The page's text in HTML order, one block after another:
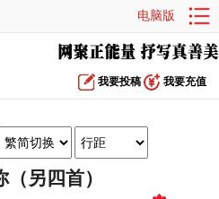
电脑版
我要投稿 我要充值
另四首）